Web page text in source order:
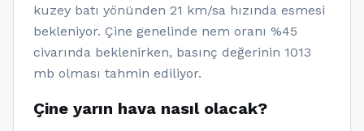
kuzey batı yönünden 21 km/sa hızında esmesi
bekleniyor. Çine genelinde nem oranı %45
civarında beklenirken, basınç değerinin 1013
mb olması tahmin ediliyor.
Çine yarın hava nasıl olacak?